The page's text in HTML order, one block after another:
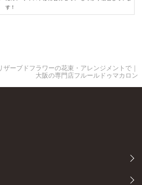
す！
ーブドフラワーの花束・アレンジメントで｜
大阪の専門店フルールドゥマカロン